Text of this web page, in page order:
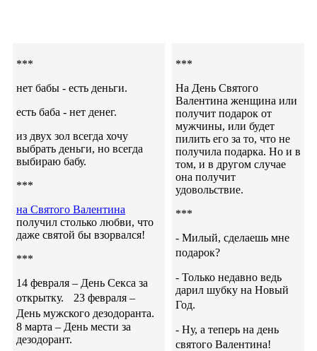
***
нет бабы - есть деньги.
есть баба - нет денег.
из двух зол всегда хочу
выбрать деньги, но всегда
выбираю бабу.
***
на Святого Валентина
получил столько любви, что
даже святой бы взорвался!
***
14 февраля – День Секса за
открытку. 23 февраля –
День мужского дезодоранта.
8 марта – День мести за
дезодорант.
***
На День Святого
Валентина женщина или
получит подарок от
мужчины, или будет
пилить его за то, что не
получила подарка. Но и в
том, и в другом случае
она получит
удовольствие.
***
- Милый, сделаешь мне
подарок?
- Только недавно ведь
дарил шубку на Новый
Год.
- Ну, а теперь на день
святого Валентина!